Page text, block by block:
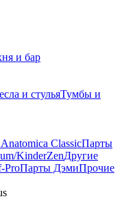
и бар
и стульяТумбы и
ClassicПарты
KinderZenДругие
ProПарты ДэмиПрочие